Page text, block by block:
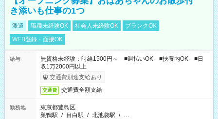
き添いも仕事の1つ
派遣 職種未経験OK 社会人未経験OK
ブランクOK
WEB登録・面接OK
給与
無資格未経験：時給1500円～ ■週払いOK ■扶養内OK ■日
収1万2000円以上
交通費別途支給あり
交通費 交通費全額支給
勤務地
東京都豊島区
巣鴨駅 / 目白駅 / 北池袋駅 / …